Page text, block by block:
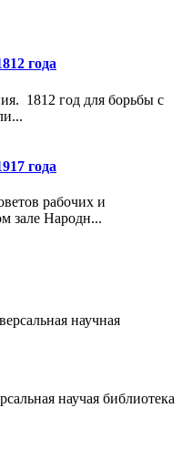
года
1812 год для борьбы с
года
рабочих и
зале Народн...
научная
научая библиотека